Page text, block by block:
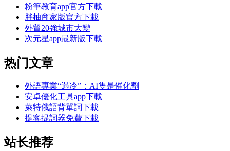
粉筆教育app官方下載
胖柚商家版官方下載
外貿20強城市大變
次元星app最新版下載
热门文章
外語專業“遇冷”：AI隻是催化劑
安卓優化工具app下載
萊特俄語背單詞下載
提客提詞器免費下載
站长推荐